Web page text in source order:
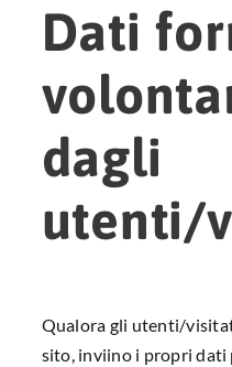
Dati
dagli
utenti/
Qualora gli utenti/
sito, inviino i propri dati